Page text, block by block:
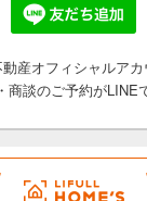
動産オフィシャルアカ
商談のご予約がLINE